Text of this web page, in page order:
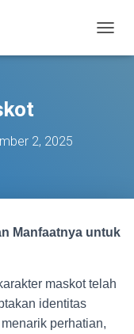
O
I
2, 2025
Manfaatnya untuk
maskot telah
identitas
perhatian,